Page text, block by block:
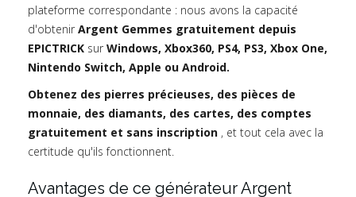
plateforme correspondante : nous avons la capacité
d'obtenir Argent Gemmes gratuitement depuis
EPICTRICK sur Windows, Xbox360, PS4, PS3, Xbox One,
Nintendo Switch, Apple ou Android.
Obtenez des pierres précieuses, des pièces de
monnaie, des diamants, des cartes, des comptes
gratuitement et sans inscription , et tout cela avec la
certitude qu'ils fonctionnent.
Avantages de ce générateur Argent